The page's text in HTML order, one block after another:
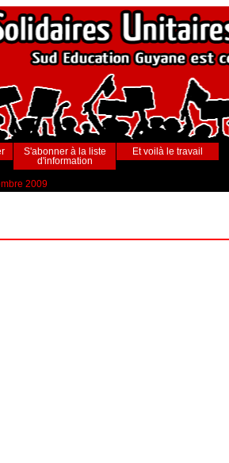
S'abonner à la liste
d'information
Et voilà le travail
2009